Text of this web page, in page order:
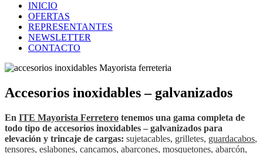
INICIO
OFERTAS
REPRESENTANTES
NEWSLETTER
CONTACTO
Accesorios inoxidables – galvanizados
En ITE Mayorista Ferretero tenemos una gama completa de
todo tipo de accesorios inoxidables – galvanizados para
elevación y trincaje de cargas: sujetacables, grilletes, guardacabos,
tensores, eslabones, cancamos, abarcones, mosquetones, abarcón,